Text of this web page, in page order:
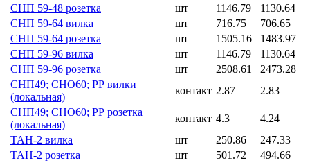
СНП 59-48 розетка
шт 1146.79
1130.64
СНП 59-64 вилка
шт 716.75
706.65
СНП 59-64 розетка
шт 1505.16
1483.97
СНП 59-96 вилка
шт 1146.79
1130.64
СНП 59-96 розетка
шт 2508.61
2473.28
СНП49; СНО60; РР вилки
(локальная)
контакт 2.87
2.83
СНП49; СНО60; РР розетка
(локальная)
контакт 4.3
4.24
ТАН-2 вилка
шт 250.86
247.33
ТАН-2 розетка
шт 501.72
494.66